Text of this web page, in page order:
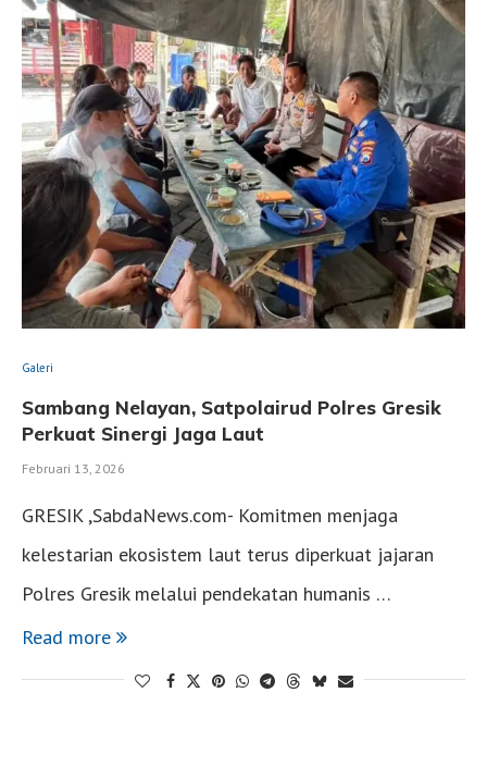
Galeri
Sambang Nelayan, Satpolairud Polres Gresik
Perkuat Sinergi Jaga Laut
Februari 13, 2026
GRESIK ,SabdaNews.com- Komitmen menjaga
kelestarian ekosistem laut terus diperkuat jajaran
Polres Gresik melalui pendekatan humanis …
Read more